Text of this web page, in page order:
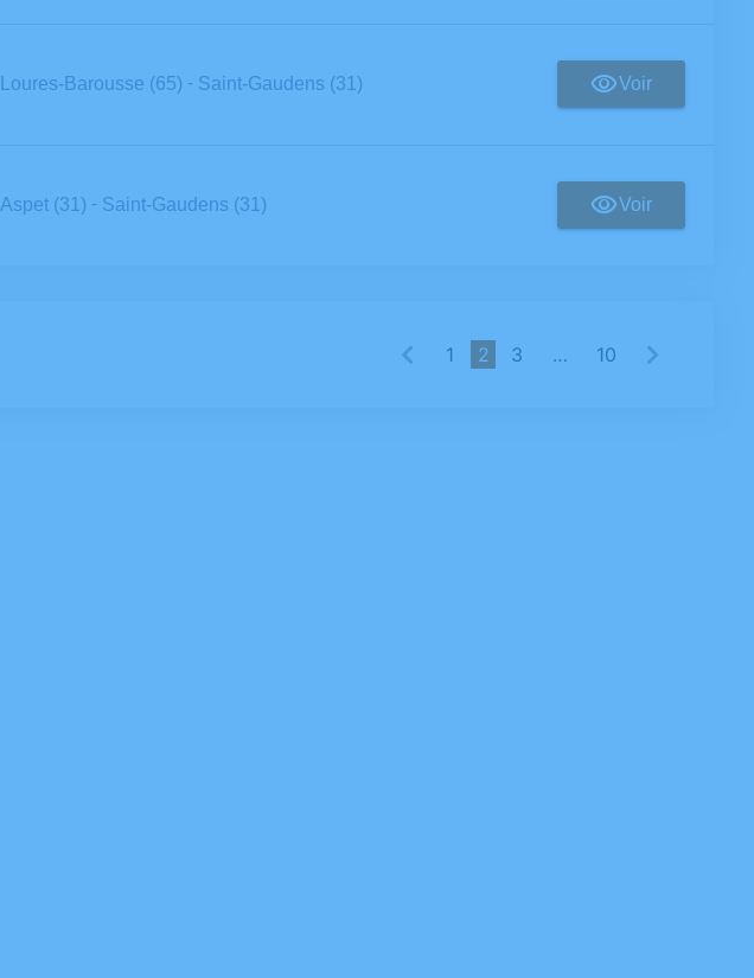
Loures-Barousse (65) - Saint-Gaudens (31) Voir
Aspet (31) - Saint-Gaudens (31) Voir
1 2 3 … 10